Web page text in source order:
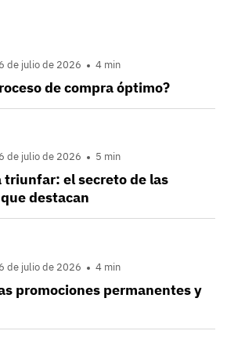
6 de julio de 2026 4 min
de compra óptimo?
6 de julio de 2026 5 min
triunfar: el secreto de las
destacan
6 de julio de 2026 4 min
promociones permanentes y